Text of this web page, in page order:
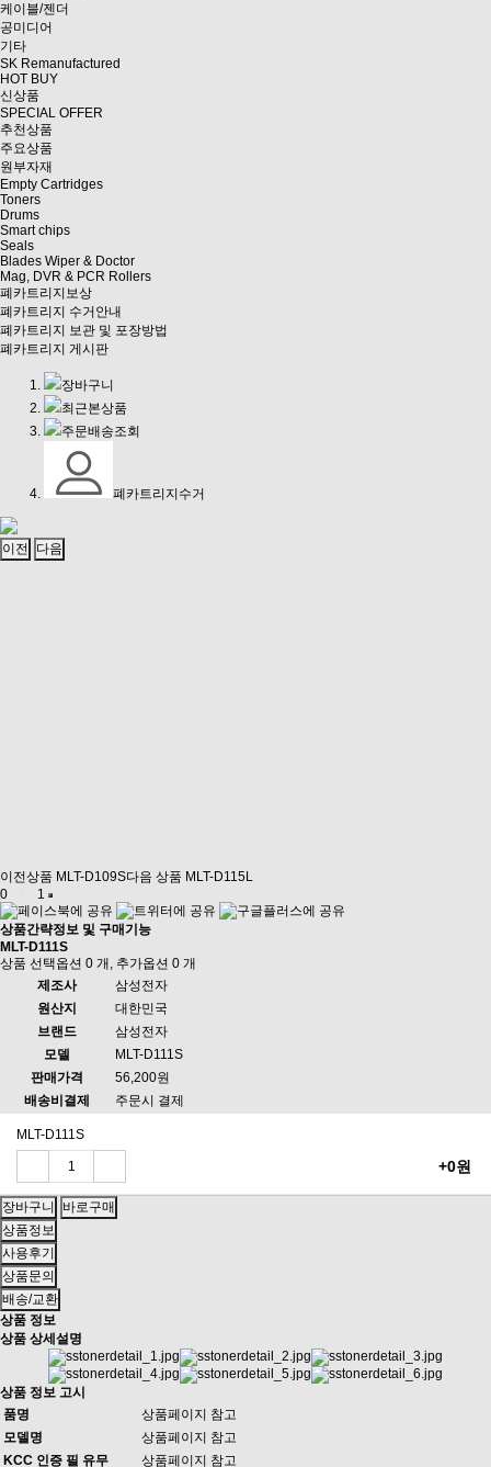
케이블/젠더
공미디어
기타
SK Remanufactured
HOT BUY
신상품
SPECIAL OFFER
추천상품
주요상품
원부자재
Empty Cartridges
Toners
Drums
Smart chips
Seals
Blades Wiper & Doctor
Mag, DVR & PCR Rollers
폐카트리지보상
폐카트리지 수거안내
폐카트리지 보관 및 포장방법
폐카트리지 게시판
장바구니
최근본상품
주문배송조회
폐카트리지수거
이전 다음
이전상품 MLT-D109S다음 상품 MLT-D115L
0
1
상품간략정보 및 구매기능
MLT-D111S
상품 선택옵션 0 개, 추가옵션 0 개
제조사
삼성전자
원산지
대한민국
브랜드
삼성전자
모델
MLT-D111S
판매가격
56,200원
배송비결제
주문시 결제
MLT-D111S
+0원
상품정보
사용후기
상품문의
배송/교환
상품 정보
상품 상세설명
상품 정보 고시
품명
상품페이지 참고
모델명
상품페이지 참고
KCC 인증 필 유무
상품페이지 참고